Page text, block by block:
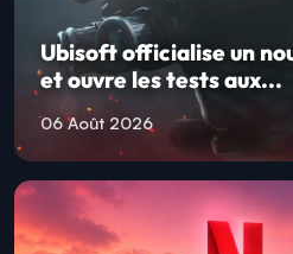
Ubisoft officialise un
et ouvre les tests aux...
06 Août 2026